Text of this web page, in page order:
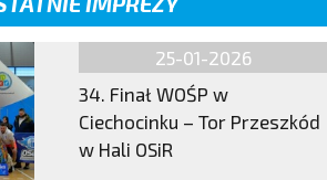
25-01-2026
34. Finał WOŚP w
Ciechocinku – Tor Przeszkód
w Hali OSiR